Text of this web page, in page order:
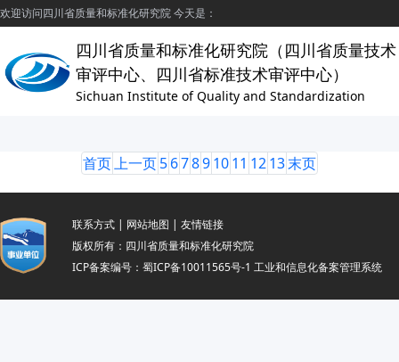
欢迎访问四川省质量和标准化研究院 今天是：
四川省质量和标准化研究院（四川省质量技术
审评中心、四川省标准技术审评中心）
Sichuan Institute of Quality and Standardization
首页上一页567891011 1213末页
联系方式 | 网站地图 | 友情链接
版权所有：四川省质量和标准化研究院
ICP备案编号： 蜀ICP备10011565号-1 工业和信息化备案管理系统